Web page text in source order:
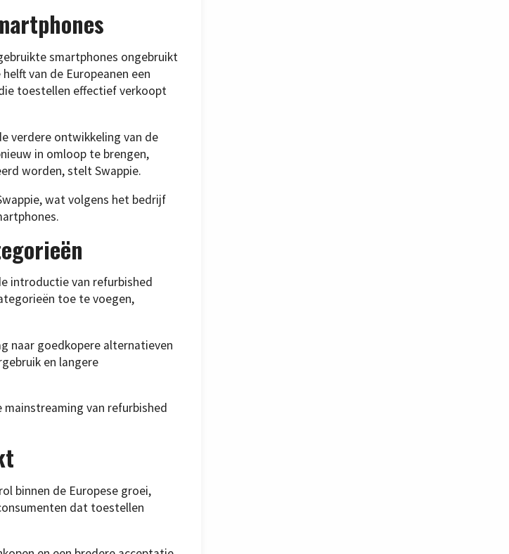
smartphones ongebruikt
van de Europeanen een
toestellen effectief verkoopt
verdere ontwikkeling van de
in omloop te brengen,
worden, stelt Swappie.
wat volgens het bedrijf
introductie van refurbished
toe te voegen,
naar goedkopere alternatieven
en langere
van refurbished
binnen de Europese groei,
dat toestellen